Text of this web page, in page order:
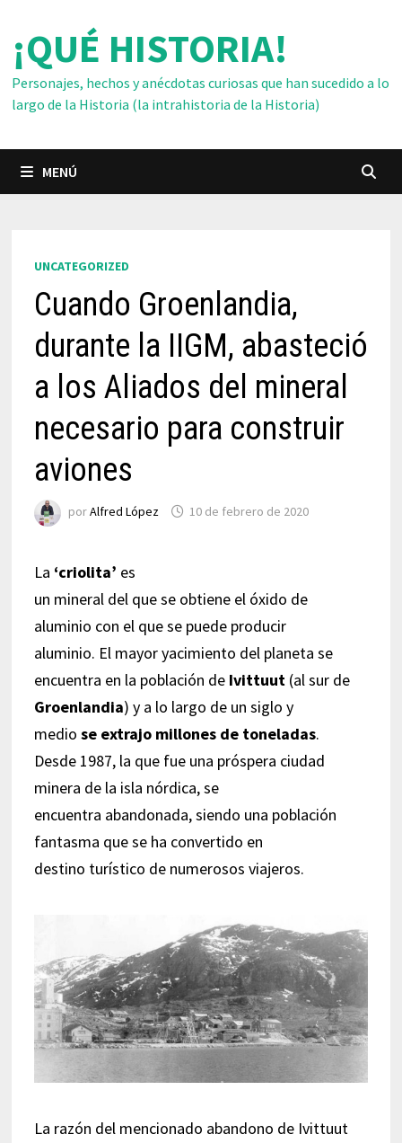
contenido
¡QUÉ HISTORIA!
Personajes, hechos y anécdotas curiosas que han sucedido a lo
largo de la Historia (la intrahistoria de la Historia)
MENÚ
UNCATEGORIZED
Cuando Groenlandia,
durante la IIGM, abasteció
a los Aliados del mineral
necesario para construir
aviones
porAlfred López 10 de febrero de 2020
La ‘criolita’ es
un mineral del que se obtiene el óxido de
aluminio con el que se puede producir
aluminio. El mayor yacimiento del planeta se
encuentra en la población de Ivittuut(al sur de
Groenlandia) y a lo largo de un siglo y
medio se extrajo millones de toneladas.
Desde 1987, la que fue una próspera ciudad
minera de la isla nórdica, se
encuentra abandonada, siendo una población
fantasma que se ha convertido en
destino turístico de numerosos viajeros.
La razón del mencionado abandono de Ivittuut